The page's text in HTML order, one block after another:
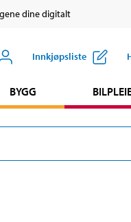
dine digitalt
Innkjøpsliste
BYGG